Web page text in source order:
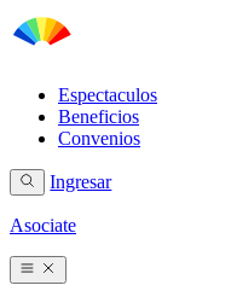
Espectaculos
Beneficios
Convenios
Ingresar
Asociate